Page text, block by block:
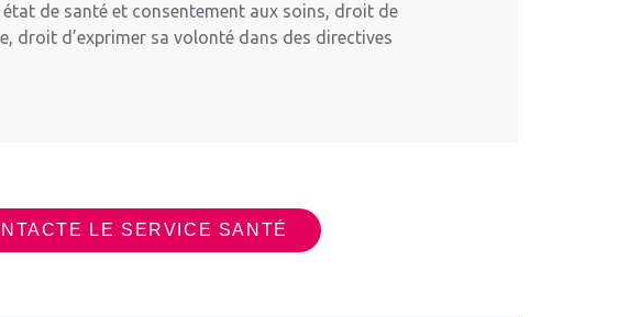
de santé et consentement aux soins, droit de
droit d’exprimer sa volonté dans des directives
LE SERVICE SANTÉ